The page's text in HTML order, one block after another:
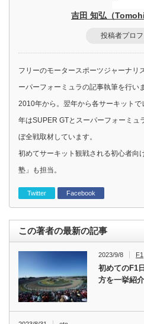
吉田 知弘（
投稿者プロ
フリーのモータースポーツジャーナリ
ーパーフォーミュラの記事執筆を行い
2010年から。翌年から各サーキット
年はSUPER GTとスーパーフォーミュ
ぼ全戦取材しています。
初めてサーキット観戦される初心者向
塾」も担当。
Twitter Facebook
この著者の最新の記事
2023/9/8 F1
初めてのF1
方を一挙紹